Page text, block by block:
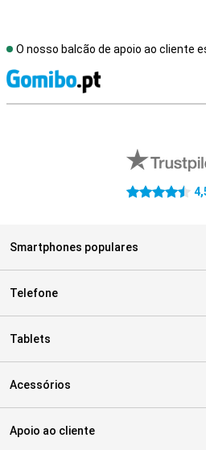
O nosso balcão de apoio ao cliente
4.5 estrelas
Smartphones populares
Telefone
Tablets
Acessórios
Apoio ao cliente